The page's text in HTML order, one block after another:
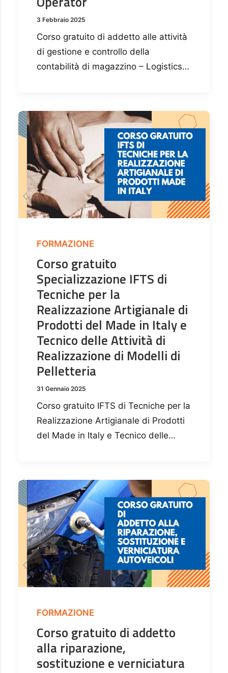
3 Febbraio 2025
Corso gratuito di addetto alle attività
di gestione e controllo della
contabilità di magazzino – Logistics…
FORMAZIONE
Corso gratuito
Specializzazione IFTS di
Tecniche per la
Realizzazione Artigianale di
Prodotti del Made in Italy e
Tecnico delle Attività di
Realizzazione di Modelli di
Pelletteria
31 Gennaio 2025
Corso gratuito IFTS di Tecniche per la
Realizzazione Artigianale di Prodotti
del Made in Italy e Tecnico delle…
FORMAZIONE
Corso gratuito di addetto
alla riparazione,
sostituzione e verniciatura